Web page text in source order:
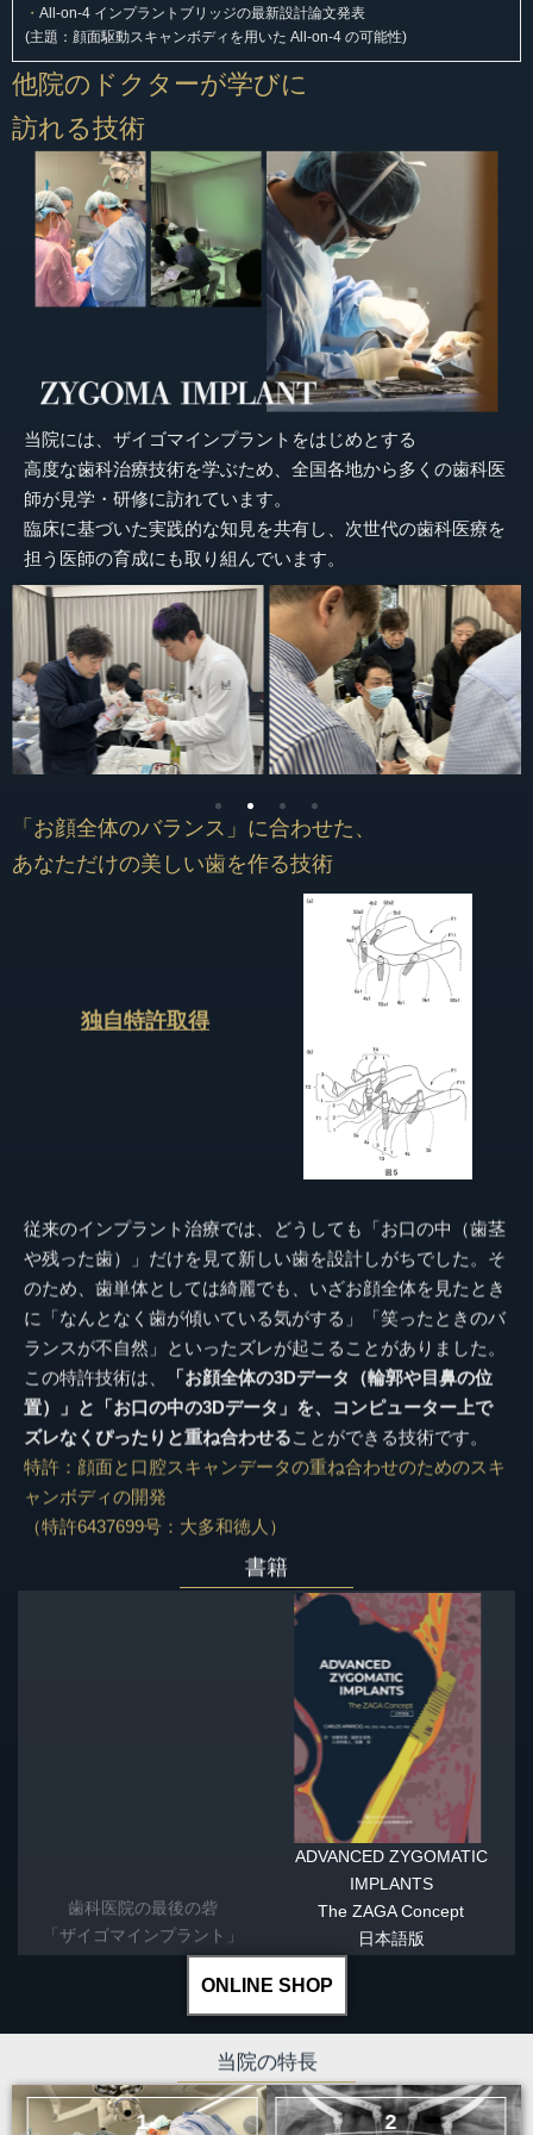
・ All-on-4 インプラントブリッジの最新設計論文発表
(主題：顔面駆動スキャンボディを用いた All-on-4 の可能性)
他院のドクターが学びに
訪れる技術
当院には、ザイゴマインプラントをはじめとする
高度な歯科治療技術を学ぶため、全国各地から多くの歯科医
師が見学・研修に訪れています。
臨床に基づいた実践的な知見を共有し、次世代の歯科医療を
担う医師の育成にも取り組んでいます。
「お顔全体のバランス」に合わせた、
あなただけの美しい歯を作る技術
独自特許取得
従来のインプラント治療では、どうしても「お口の中（歯茎
や残った歯）」だけを見て新しい歯を設計しがちでした。そ
のため、歯単体としては綺麗でも、いざお顔全体を見たとき
に「なんとなく歯が傾いている気がする」「笑ったときのバ
ランスが不自然」といったズレが起こることがありました。
この特許技術は、
「お顔全体の 3D データ（輪郭や目鼻の位
置）」と「お口の中の 3D データ」を、コンピューター上で
ズレなくぴったりと重ね合わせる ことができる技術です。
特許：顔面と口腔スキャンデータの重ね合わせのためのスキ
ャンボディの開発
（特許6437699 号：大多和徳人）
書籍
「ザイゴマインプラント」
ADVANCED ZYGOMATIC
IMPLANTS
The ZAGA Concept
日本語版
ONLINE SHOP
当院の特長
1
2